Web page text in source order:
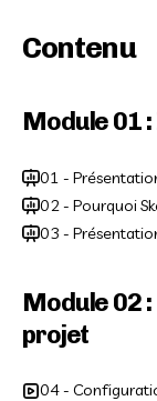
Contenu
Module 01
01 -
02 - Pourquoi
03 -
Module 02
projet
04 -